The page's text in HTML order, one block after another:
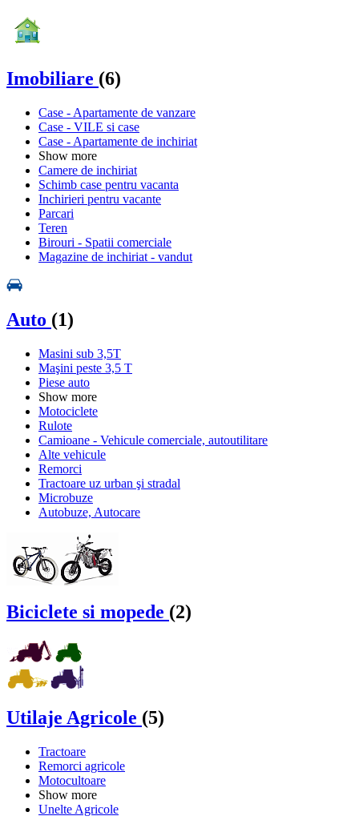
Imobiliare (6)
Case - Apartamente de vanzare
Case - VILE si case
Case - Apartamente de inchiriat
Show more
Camere de inchiriat
Schimb case pentru vacanta
Inchirieri pentru vacante
Parcari
Teren
Birouri - Spatii comerciale
Magazine de inchiriat - vandut
Auto (1)
Masini sub 3,5T
Maşini peste 3,5 T
Piese auto
Show more
Motociclete
Rulote
Camioane - Vehicule comerciale, autoutilitare
Alte vehicule
Remorci
Tractoare uz urban şi stradal
Microbuze
Autobuze, Autocare
Biciclete si mopede (2)
Utilaje Agricole (5)
Tractoare
Remorci agricole
Motocultoare
Show more
Unelte Agricole